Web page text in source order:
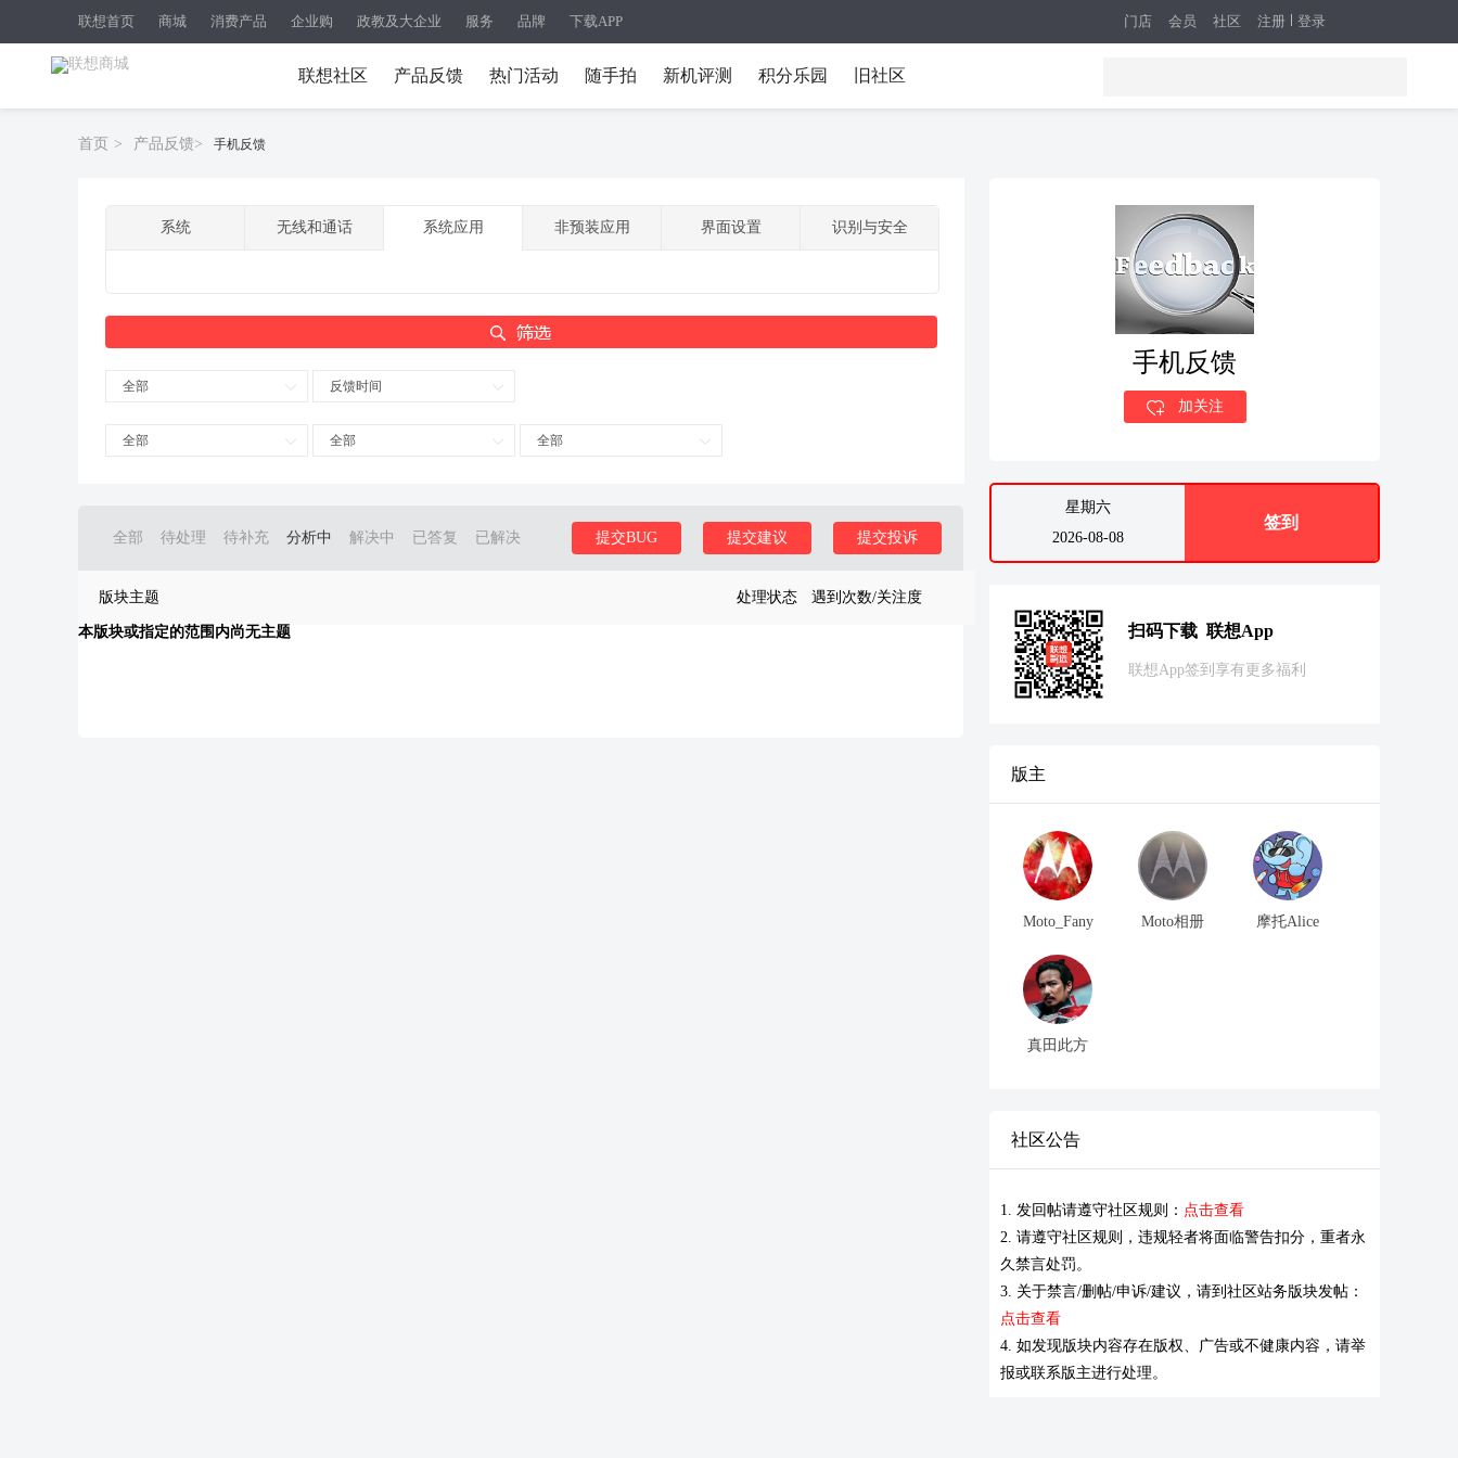
联想首页 商城 消费产品 企业购 政教及大企业 服务 品牌 下载APP 注册 登录
门店 会员 社区
联想社区 产品反馈 热门活动 随手拍 新机评测 积分乐园 旧社区
首页 > 产品反馈> 手机反馈
系统 无线和通话 系统应用 非预装应用 界面设置 识别与安全
全部 反馈时间
全部 全部 全部
全部 待处理 待补充 分析中 解决中 已答复 已解决 提交投诉
提交建议
提交BUG
版块主题 处理状态 遇到次数/关注度
本版块或指定的范围内尚无主题
手机反馈
加关注
星期六
2026-08-08
签到
扫码下载 联想App
联想App签到享有更多福利
版主
Moto_Fany Moto相册 摩托Alice
真田此方
社区公告
1. 发回帖请遵守社区规则： 点击查看
2. 请遵守社区规则，违规轻者将面临警告扣分，重者永
久禁言处罚。
3. 关于禁言/删帖/申诉/建议，请到社区站务版块发帖：
点击查看
4. 如发现版块内容存在版权、广告或不健康内容，请举
报或联系版主进行处理。